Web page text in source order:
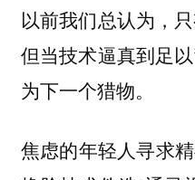
以前我们总认为，
但当技术逼真到足
为下一个猎物。
焦虑的年轻人寻求